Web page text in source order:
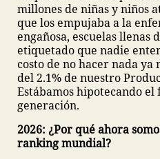
millones de niñas y niños
que los empujaba a la
engañosa, escuelas
etiquetado que nadie
costo de no hacer nada ya
del 2.1% de nuestro
Estábamos hipotecando
generación.
2026: ¿Por qué ahora
ranking mundial?